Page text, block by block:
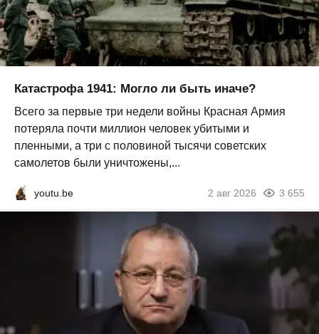
Катастрофа 1941: Могло ли быть иначе?
Всего за первые три недели войны Красная Армия
потеряла почти миллион человек убитыми и
пленными, а три с половиной тысячи советских
самолетов были уничтожены,...
youtu.be 2 авг 2026 3 655